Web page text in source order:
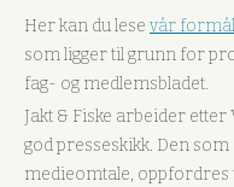
Her kan du lese vår
som ligger til grunn for
fag- og medlemsbladet.
Jakt & Fiske arbeider
god presseskikk. Den
medieomtale, oppfordres